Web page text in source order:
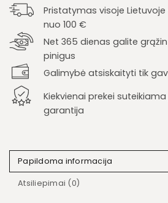
Pristatymas visoje
nuo 100 €
Net 365 dienas galite
pinigus
Galimybė atsiskaityti tik
Kiekvienai prekei
garantija
Papildoma informacija
Atsiliepimai (0)